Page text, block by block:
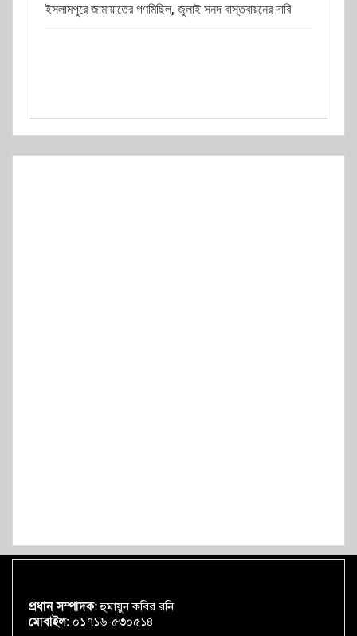
ইসলামপুরে জামায়াতের গণমিছিল, জুলাই সনদ বাস্তবায়নের দাবি
প্রধান সম্পাদক:হুমায়ুন কবির রনি
মোবাইল: ০১৭১৬-৫৩০৫১৪